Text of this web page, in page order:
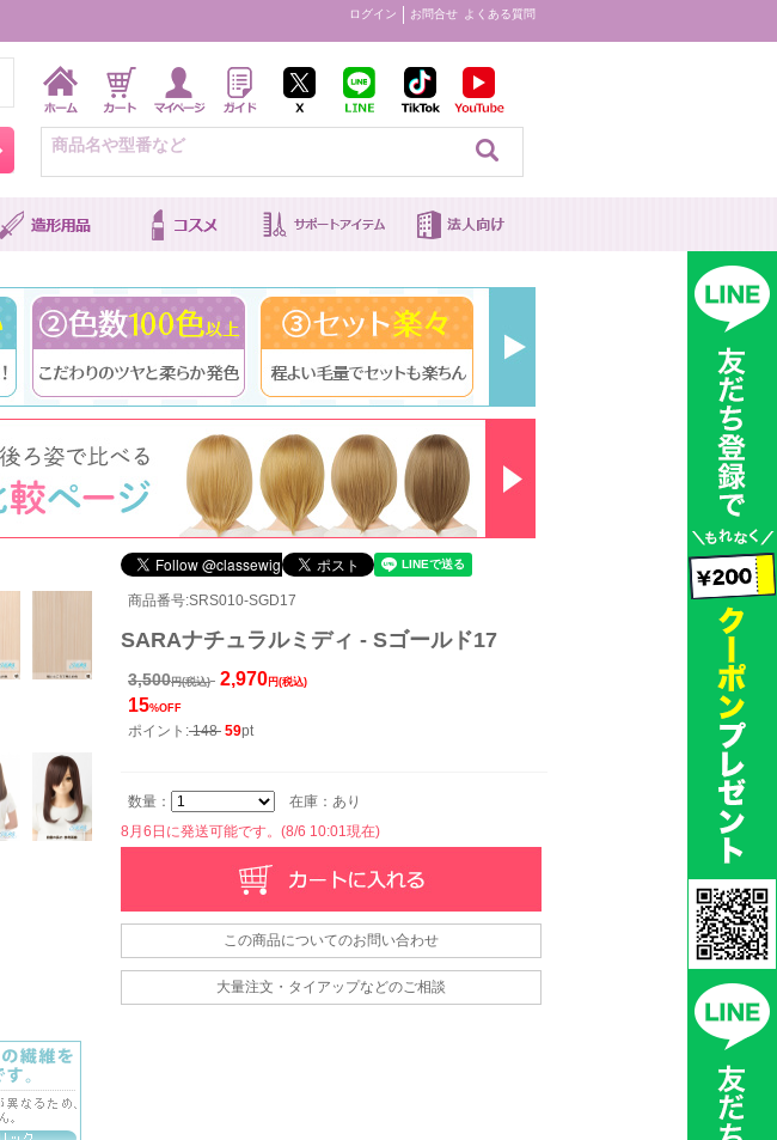
ログイン お問合せ よくある質問
キャラ別おすすめ商品を見る
商品番号:SRS010-SGD17
SARAナチュラルミディ - Sゴールド17
3,500円(税込) 2,970 円(税込)
15%OFF
ポイント:148 59pt
数量：
在庫：あり
8月6日に発送可能です。(8/6 10:01現在)
この商品についてのお問い合わせ
大量注文・タイアップなどのご相談